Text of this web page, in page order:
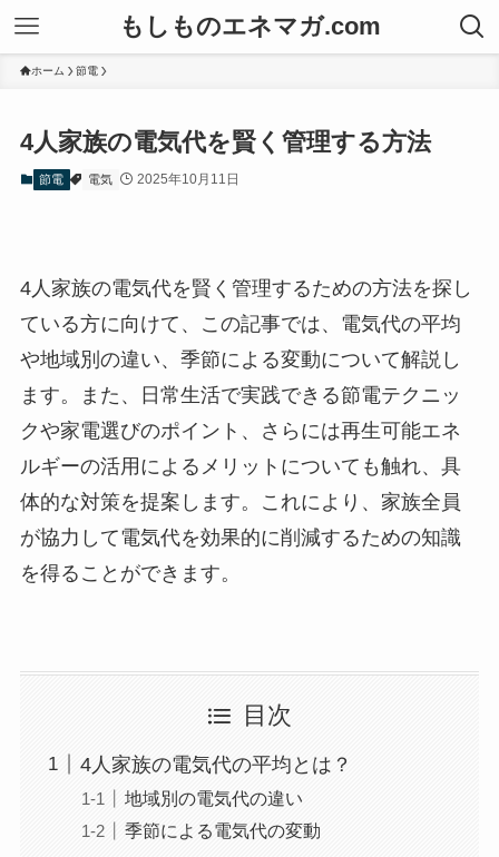
もしものエネマガ.com
ホーム 節電
4人家族の電気代を賢く管理する方法
節電 電気 2025年10月11日
4人家族の電気代を賢く管理するための方法を探し
ている方に向けて、この記事では、電気代の平均
や地域別の違い、季節による変動について解説し
ます。また、日常生活で実践できる節電テクニッ
クや家電選びのポイント、さらには再生可能エネ
ルギーの活用によるメリットについても触れ、具
体的な対策を提案します。これにより、家族全員
が協力して電気代を効果的に削減するための知識
を得ることができます。
目次
4人家族の電気代の平均とは？
地域別の電気代の違い
季節による電気代の変動